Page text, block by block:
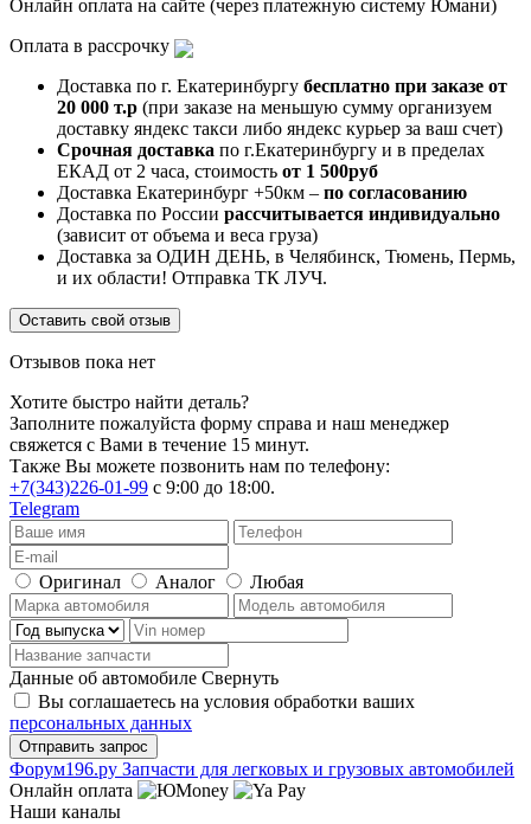
Онлайн оплата на сайте (через платежную систему Юмани)
Оплата в рассрочку
Доставка по г. Екатеринбургу бесплатно при заказе от
20 000 т.р (при заказе на меньшую сумму организуем
доставку яндекс такси либо яндекс курьер за ваш счет)
Срочная доставка по г.Екатеринбургу и в пределах
ЕКАД от 2 часа, стоимость от 1 500руб
Доставка Екатеринбург +50км – по согласованию
Доставка по России рассчитывается индивидуально
(зависит от объема и веса груза)
Доставка за ОДИН ДЕНЬ, в Челябинск, Тюмень, Пермь,
и их области! Отправка ТК ЛУЧ.
Оставить свой отзыв
Отзывов пока нет
Хотите быстро найти деталь?
Заполните пожалуйста форму справа и наш менеджер
свяжется с Вами в течение 15 минут.
Также Вы можете позвонить нам по телефону:
+7(343)226-01-99 с 9:00 до 18:00.
Telegram
Оригинал Аналог Любая
Данные об автомобиле Свернуть
Вы соглашаетесь на условия обработки ваших
персональных данных
Фoрум196.ру Запчасти для легковых и грузовых автомобилей
Онлайн оплата
Наши каналы